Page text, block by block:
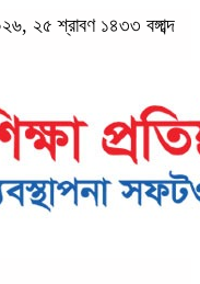
২৫ শ্রাবণ ১৪৩৩ বঙ্গাব্দ